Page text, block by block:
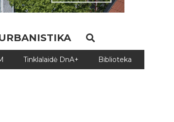
Tinklalaidė DnA+ Biblioteka